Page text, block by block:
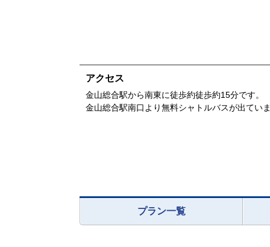
アクセス
金山総合駅から南東に徒歩約徒歩約15分です。
金山総合駅南口より無料シャトルバスが出てい
プラン一覧